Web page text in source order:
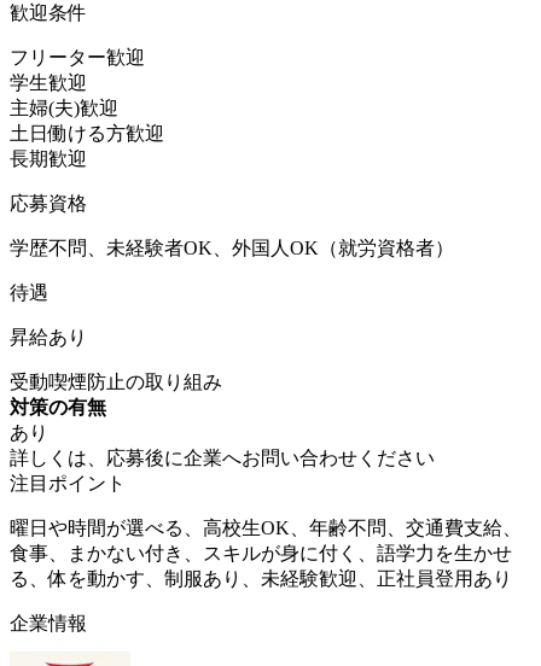
歓迎条件
フリーター歓迎
学生歓迎
主婦(夫)歓迎
土日働ける方歓迎
長期歓迎
応募資格
学歴不問、未経験者OK、外国人OK（就労資格者）
待遇
昇給あり
受動喫煙防止の取り組み
対策の有無
あり
詳しくは、応募後に企業へお問い合わせください
注目ポイント
曜日や時間が選べる、高校生OK、年齢不問、交通費支給、
食事、まかない付き、スキルが身に付く、語学力を生かせ
る、体を動かす、制服あり、未経験歓迎、正社員登用あり
企業情報